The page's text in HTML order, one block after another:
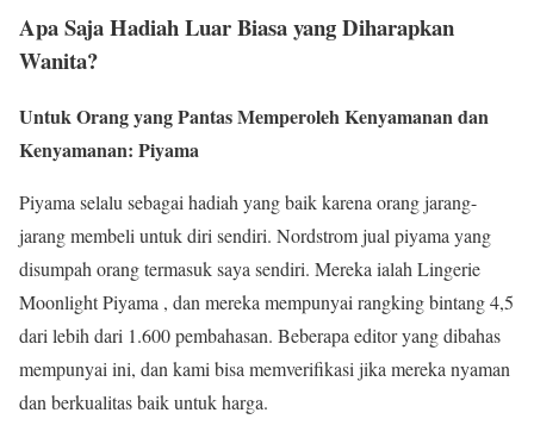
Apa Saja Hadiah Luar Biasa yang Diharapkan
Wanita?
Untuk Orang yang Pantas Memperoleh Kenyamanan dan
Kenyamanan: Piyama
Piyama selalu sebagai hadiah yang baik karena orang jarang-
jarang membeli untuk diri sendiri. Nordstrom jual piyama yang
disumpah orang termasuk saya sendiri. Mereka ialah Lingerie
Moonlight Piyama , dan mereka mempunyai rangking bintang 4,5
dari lebih dari 1.600 pembahasan. Beberapa editor yang dibahas
mempunyai ini, dan kami bisa memverifikasi jika mereka nyaman
dan berkualitas baik untuk harga.